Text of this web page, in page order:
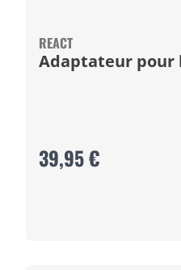
REACT
Adaptateur pour
39,95 €